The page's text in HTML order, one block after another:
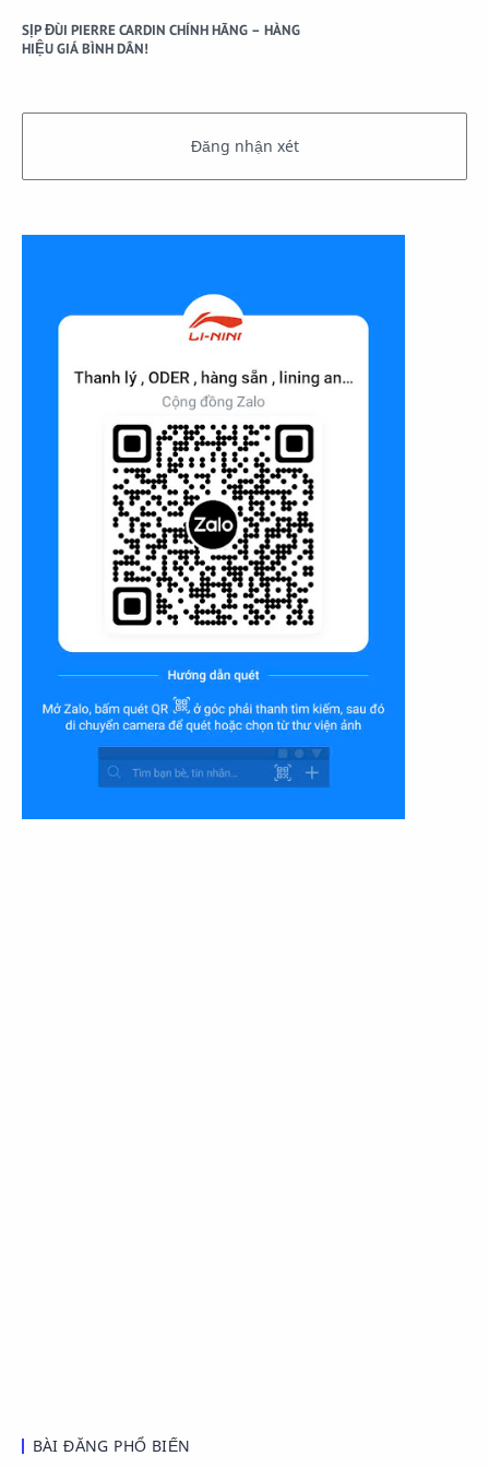
SỊP ĐÙI PIERRE CARDIN CHÍNH HÃNG – HÀNG
HIỆU GIÁ BÌNH DÂN!
BÀI ĐĂNG PHỔ BIẾN